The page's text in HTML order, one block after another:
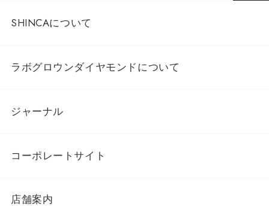
SHINCAについて
ラボグロウンダイヤモンドについて
ジャーナル
コーポレートサイト
店舗案内